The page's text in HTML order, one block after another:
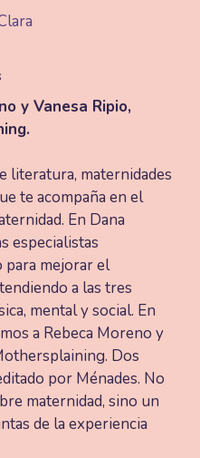
y Vanesa Ripio,
literatura, maternidades
te acompaña en el
En Dana
especialistas
para mejorar el
a las tres
mental y social. En
a Rebeca Moreno y
Dos
por Ménades. No
maternidad, sino un
de la experiencia